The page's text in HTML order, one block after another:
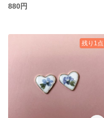
880円
残り1点